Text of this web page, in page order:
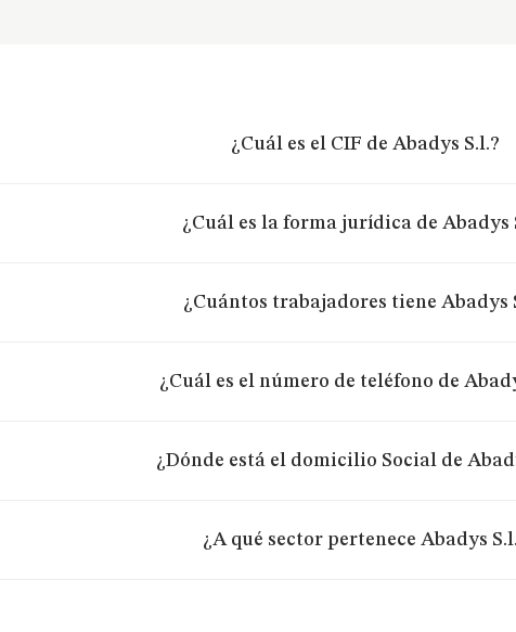
¿Cuál es el CIF de Abadys S.l.?
¿Cuál es la forma jurídica de Abadys
¿Cuántos trabajadores tiene Abadys
¿Cuál es el número de teléfono de
¿Dónde está el domicilio Social de
¿A qué sector pertenece Abadys